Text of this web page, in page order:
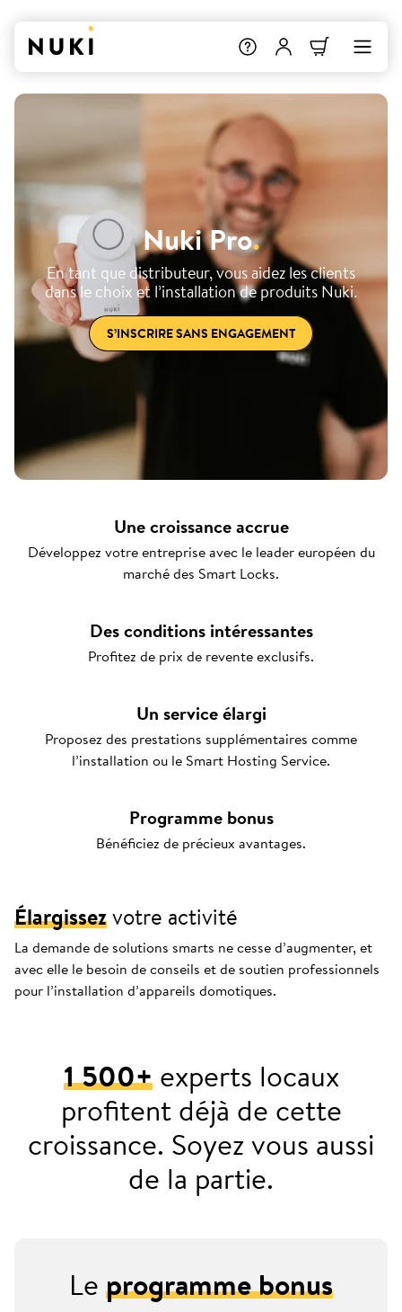
Nuki Pro.
En tant que distributeur, vous aidez les clients
dans le choix et l’installation de produits Nuki.
S’INSCRIRE SANS ENGAGEMENT
Une croissance accrue
Développez votre entreprise avec le leader européen du
marché des Smart Locks.
Des conditions intéressantes
Profitez de prix de revente exclusifs.
Un service élargi
Proposez des prestations supplémentaires comme
l’installation ou le Smart Hosting Service.
Programme bonus
Bénéficiez de précieux avantages.
Élargissezvotre activité
La demande de solutions smarts ne cesse d’augmenter, et
avec elle le besoin de conseils et de soutien professionnels
pour l’installation d’appareils domotiques.
1 500+experts locaux
profitent déjà de cette
croissance. Soyez vous aussi
de la partie.
Leprogramme bonus